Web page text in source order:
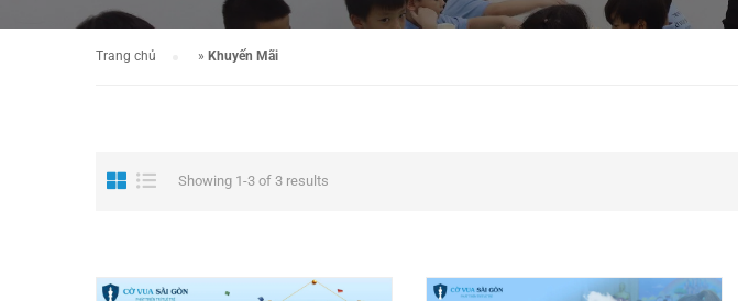
Trang chủ » Khuyến Mãi
Showing 1-3 of 3 results